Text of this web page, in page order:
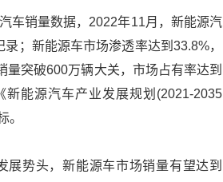
车销量数据，2022年11月，新能源汽
；新能源车市场渗透率达到33.8%，
突破600万辆大关，市场占有率达到
能源汽车产业发展规划(2021-2035
。
展势头，新能源车市场销量有望达到